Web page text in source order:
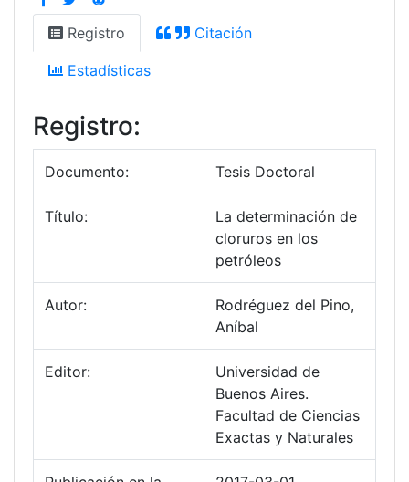
Registro Citación
Estadísticas
Registro:
Documento: Tesis Doctoral
Título:
La determinación de
cloruros en los
petróleos
Autor:
Rodréguez del Pino,
Aníbal
Editor:
Universidad de
Buenos Aires.
Facultad de Ciencias
Exactas y Naturales